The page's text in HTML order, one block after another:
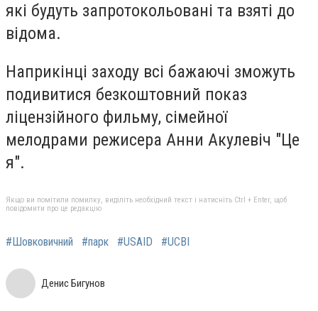
які будуть запротокольовані та взяті до
відома.
Наприкінці заходу всі бажаючі зможуть
подивитися безкоштовний показ
ліцензійного фильму, сімейної
мелодрами режисера Анни Акулевіч "Це
я".
Якщо ви помітили помилку, виділіть необхідний текст і натисніть Ctrl + Enter, щоб
повідомити про це редакцію
#Шовковичний #парк #USAID #UCBI
Денис Бигунов